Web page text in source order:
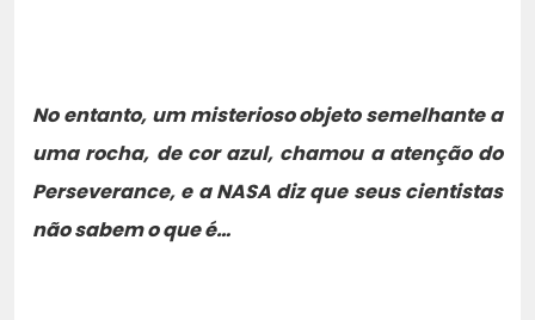
No entanto, um misterioso objeto semelhante a
uma rocha, de cor azul, chamou a atenção do
Perseverance, e a NASA diz que seus cientistas
não sabem o que é…